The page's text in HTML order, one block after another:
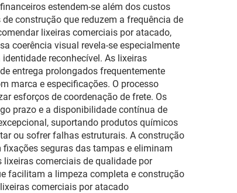
estendem-se além dos custos
construção que reduzem a frequência de
lixeiras comerciais por atacado,
coerência visual revela-se especialmente
reconhecível. As lixeiras
entrega prolongados frequentemente
marca e especificações. O processo
esforços de coordenação de frete. Os
prazo e a disponibilidade contínua de
suportando produtos químicos
ou sofrer falhas estruturais. A construção
seguras das tampas e eliminam
comerciais de qualidade por
facilitam a limpeza completa e construção
comerciais por atacado